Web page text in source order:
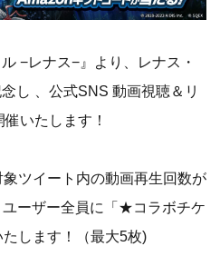
−レナス−』より、レナス・
し 、公式SNS 動画視聴＆リ
いたします！
ツイート内の動画再生回数が
ーザー全員に「★コラボチケ
します！（最大5枚)